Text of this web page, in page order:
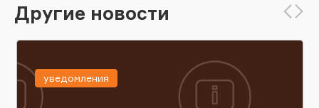
Другие новости
уведомления